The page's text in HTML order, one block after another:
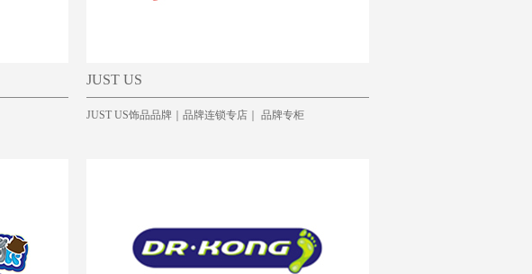
JUST US
JUST US饰品品牌｜品牌连锁专店｜ 品牌专柜